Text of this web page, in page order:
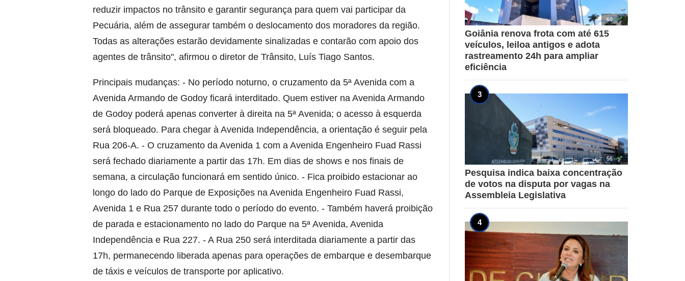
reduzir impactos no trânsito e garantir segurança para quem vai participar da
Pecuária, além de assegurar também o deslocamento dos moradores da região.
Todas as alterações estarão devidamente sinalizadas e contarão com apoio dos
agentes de trânsito", afirmou o diretor de Trânsito, Luís Tiago Santos.
Principais mudanças: - No período noturno, o cruzamento da 5ª Avenida com a
Avenida Armando de Godoy ficará interditado. Quem estiver na Avenida Armando
de Godoy poderá apenas converter à direita na 5ª Avenida; o acesso à esquerda
será bloqueado. Para chegar à Avenida Independência, a orientação é seguir pela
Rua 206-A. - O cruzamento da Avenida 1 com a Avenida Engenheiro Fuad Rassi
será fechado diariamente a partir das 17h. Em dias de shows e nos finais de
semana, a circulação funcionará em sentido único. - Fica proibido estacionar ao
longo do lado do Parque de Exposições na Avenida Engenheiro Fuad Rassi,
Avenida 1 e Rua 257 durante todo o período do evento. - Também haverá proibição
de parada e estacionamento no lado do Parque na 5ª Avenida, Avenida
Independência e Rua 227. - A Rua 250 será interditada diariamente a partir das
17h, permanecendo liberada apenas para operações de embarque e desembarque
de táxis e veículos de transporte por aplicativo.
60 
Goiânia renova frota com até 615
veículos, leiloa antigos e adota
rastreamento 24h para ampliar
eficiência
56 
Pesquisa indica baixa concentração
de votos na disputa por vagas na
Assembleia Legislativa